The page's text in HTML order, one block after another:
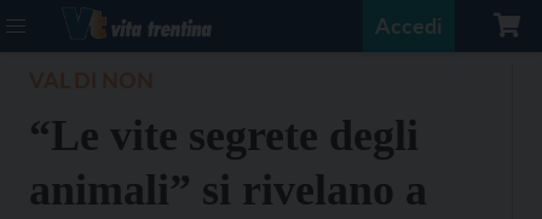
Accedi
“Le vite segrete degli
animali” si rivelano a